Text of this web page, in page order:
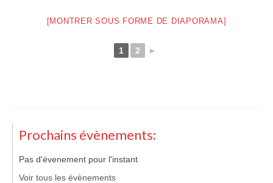
[MONTRER SOUS FORME DE DIAPORAMA]
1 2 ►
Prochains évènements:
Pas d'évenement pour l'instant
Voir tous les évènements